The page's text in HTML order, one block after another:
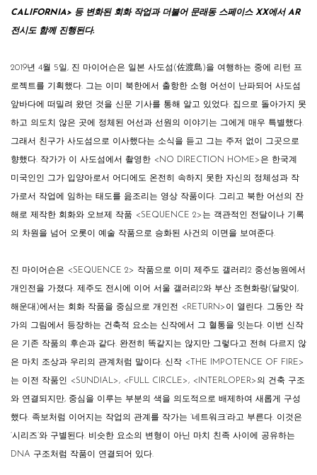
CALIFORNIA> 등 변화된 회화 작업과 더불어 문래동 스페이스 XX에서 AR
전시도 함께 진행된다.
2019년 4월 5일, 진 마이어슨은 일본 사도섬(佐渡島)을 여행하는 중에 리턴 프
로젝트를 기획했다. 그는 이미 북한에서 출항한 소형 어선이 난파되어 사도섬
앞바다에 떠밀려 왔던 것을 신문 기사를 통해 알고 있었다. 집으로 돌아가지 못
하고 의도치 않은 곳에 정체된 어선과 선원의 이야기는 그에게 매우 특별했다.
그래서 친구가 사도섬으로 이사했다는 소식을 듣고 그는 주저 없이 그곳으로
향했다. 작가가 이 사도섬에서 촬영한 <NO DIRECTION HOME> 은 한국계
미국인인 그가 입양아로서 어디에도 온전히 속하지 못한 자신의 정체성과 작
가로서 작업에 임하는 태도를 읊조리는 영상 작품이다. 그리고 북한 어선의 잔
해로 제작한 회화와 오브제 작품 <SEQUENCE 2> 는 객관적인 전달이나 기록
의 차원을 넘어 오롯이 예술 작품으로 승화된 사건의 이면을 보여준다.
진 마이어슨은 <SEQUENCE 2> 작품으로 이미 제주도 갤러리2 중선농원에서
개인전을 가졌다. 제주도 전시에 이어 서울 갤러리2와 부산 조현화랑(달맞이,
해운대)에서는 회화 작품을 중심으로 개인전 <RETURN> 이 열린다. 그동안 작
가의 그림에서 등장하는 건축적 요소는 신작에서 그 혈통을 잇는다. 이번 신작
은 기존 작품의 후손과 같다. 완전히 똑같지는 않지만 그렇다고 전혀 다르지 않
은 마치 조상과 우리의 관계처럼 말이다. 신작 < THE IMPOTENCE OF FIRE>
는 이전 작품인 <SUNDIAL>, <FULL CIRCLE>, <INTERLOPER> 의 건축 구조
와 연결되지만, 중심을 이루는 부분의 색을 의도적으로 배제하여 새롭게 구성
했다. 족보처럼 이어지는 작업의 관계를 작가는 ‘네트워크’라고 부른다. 이것은
‘시리즈’와 구별된다. 비슷한 요소의 변형이 아닌 마치 친족 사이에 공유하는
DNA 구조처럼 작품이 연결되어 있다.